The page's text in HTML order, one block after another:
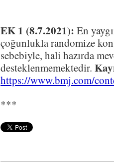
EK 1 (8.7.2021): En
çoğunlukla randomize
sebebiyle, hali hazırda
desteklenmemektedir.
https://www.bmj.com/
***